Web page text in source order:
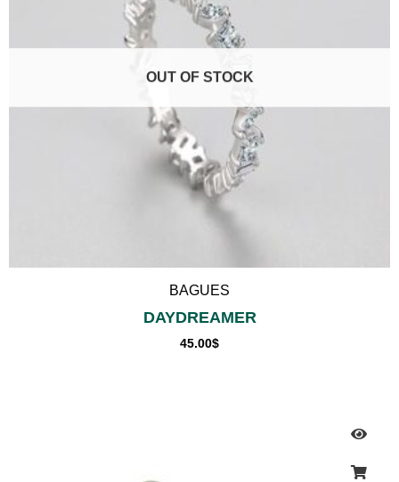
OUT OF STOCK
BAGUES
DAYDREAMER
45.00$